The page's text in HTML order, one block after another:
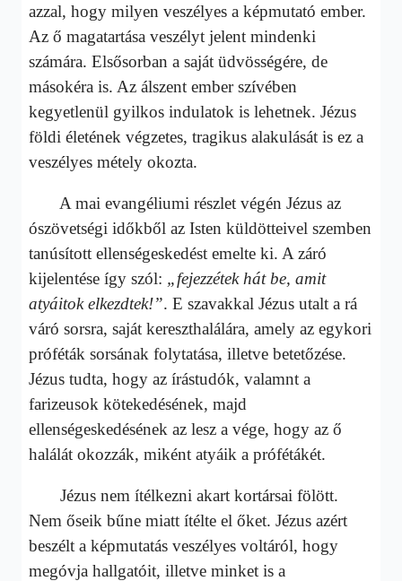
azzal, hogy milyen veszélyes a képmutató ember.
Az ő magatartása veszélyt jelent mindenki
számára. Elsősorban a saját üdvösségére, de
másokéra is. Az álszent ember szívében
kegyetlenül gyilkos indulatok is lehetnek. Jézus
földi életének végzetes, tragikus alakulását is ez a
veszélyes métely okozta.
A mai evangéliumi részlet végén Jézus az
ószövetségi időkből az Isten küldötteivel szemben
tanúsított ellenségeskedést emelte ki. A záró
kijelentése így szól: „fejezzétek hát be, amit
atyáitok elkezdtek!”. E szavakkal Jézus utalt a rá
váró sorsra, saját kereszthalálára, amely az egykori
próféták sorsának folytatása, illetve betetőzése.
Jézus tudta, hogy az írástudók, valamnt a
farizeusok kötekedésének, majd
ellenségeskedésének az lesz a vége, hogy az ő
halálát okozzák, miként atyáik a prófétákét.
Jézus nem ítélkezni akart kortársai fölött.
Nem őseik bűne miatt ítélte el őket. Jézus azért
beszélt a képmutatás veszélyes voltáról, hogy
megóvja hallgatóit, illetve minket is a